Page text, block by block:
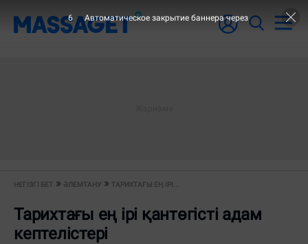
НЕГІЗГІ БЕТ ӘЛЕМТАНУ ТАРИХТАҒЫ ЕҢ ІРІ...
Тарихтағы ең ірі қантөгісті адам
кептелістері
5 Автоматическое закрытие баннера через